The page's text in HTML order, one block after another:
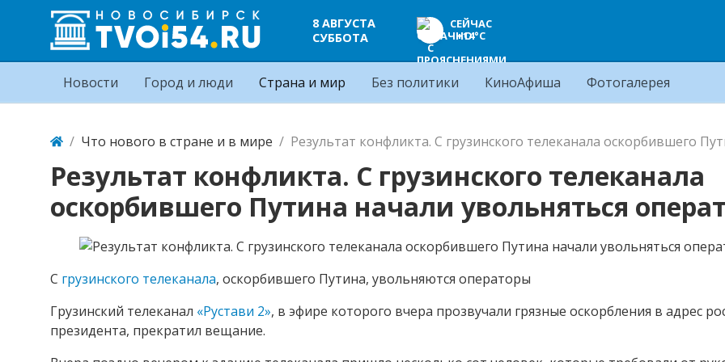
8 АВГУСТА
СУББОТА
СЕЙЧАС
+14°C
Новости Город и люди Страна и мир Без политики КиноАфиша Фотогалерея
Что нового в стране и в мире Результат конфликта. С грузинского телеканала оскорбившего
Результат конфликта. С грузинского телеканала
оскорбившего Путина начали увольняться
С грузинского телеканала, оскорбившего Путина, увольняются операторы
Грузинский телеканал «Рустави 2», в эфире которого вчера прозвучали грязные оскорбления в адрес
президента, прекратил вещание.